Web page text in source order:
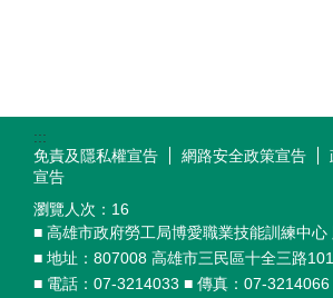
:::
免責及隱私權宣告
網路安全政策宣告
宣告
瀏覽人次： 16
■ 高雄市政府勞工局博愛職業技能訓練中心
■ 地址：807008 高雄市三民區十全三路
■ 電話：07-3214033 ■ 傳真：07-3214066